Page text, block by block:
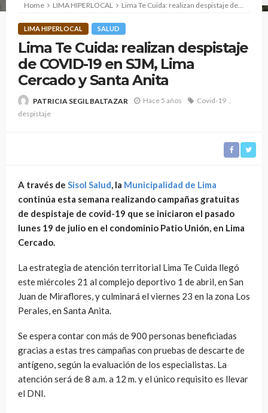
Home
LIMA HIPERLOCAL Lima Te Cuida: realizan despistaje de COVID-19 en SJM, Lima Cercado y Santa Anita
LIMA HIPERLOCAL SALUD
Lima Te Cuida: realizan despistaje
de COVID-19 en SJM, Lima
Cercado y Santa Anita
PATRICIA SEGIL BALTAZAR Hace 5 años
Covid-19
despistaje
A través de Sisol Salud, la Municipalidad de Lima
continúa esta semana realizando campañas gratuitas
de despistaje de covid-19 que se iniciaron el pasado
lunes 19 de julio en el condominio Patio Unión, en Lima
Cercado.
La estrategia de atención territorial Lima Te Cuida llegó
este miércoles 21 al complejo deportivo 1 de abril, en San
Juan de Miraflores, y culminará el viernes 23 en la zona Los
Perales, en Santa Anita.
Se espera contar con más de 900 personas beneficiadas
gracias a estas tres campañas con pruebas de descarte de
antígeno, según la evaluación de los especialistas. La
atención será de 8 a.m. a 12 m. y el único requisito es llevar
el DNI.